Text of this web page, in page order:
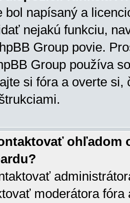
bol napísaný a
nejakú funkciu,
Group povie.
Group používa
si fóra a overte
ohľadom
moderátora